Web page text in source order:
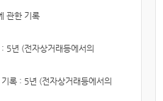
관한 기록
5년 (전자상거래등에서의
록 : 5년 (전자상거래등에서의